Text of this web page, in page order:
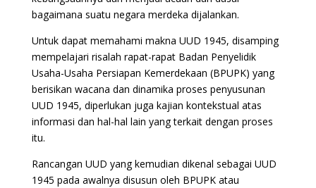
bagaimana suatu negara merdeka dijalankan.
Untuk dapat memahami makna UUD 1945, disamping
mempelajari risalah rapat-rapat Badan Penyelidik
Usaha-Usaha Persiapan Kemerdekaan (BPUPK) yang
berisikan wacana dan dinamika proses penyusunan
UUD 1945, diperlukan juga kajian kontekstual atas
informasi dan hal-hal lain yang terkait dengan proses
itu.
Rancangan UUD yang kemudian dikenal sebagai UUD
1945 pada awalnya disusun oleh BPUPK atau